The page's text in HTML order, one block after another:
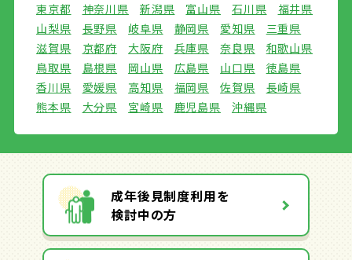
東京都
神奈川県 新潟県 富山県 石川県
福井県
山梨県
長野県 岐阜県 静岡県 愛知県
三重県
滋賀県
京都府 大阪府 兵庫県 奈良県
和歌山県
鳥取県
島根県 岡山県 広島県 山口県
徳島県
香川県
愛媛県 高知県 福岡県 佐賀県
長崎県
熊本県
大分県 宮崎県 鹿児島県 沖縄県
成年後見制度利用を
検討中の方